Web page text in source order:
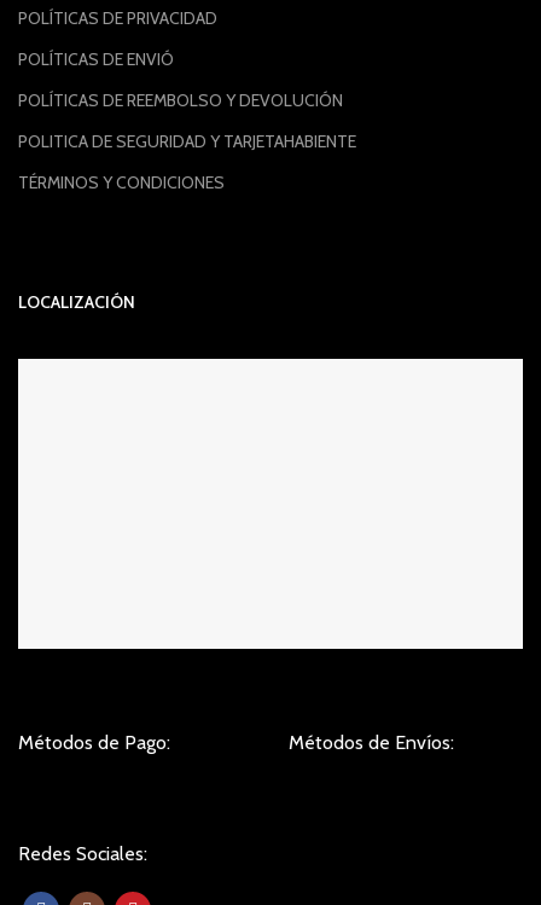
POLÍTICAS DE PRIVACIDAD
POLÍTICAS DE ENVIÓ
POLÍTICAS DE REEMBOLSO Y DEVOLUCIÓN
POLITICA DE SEGURIDAD Y TARJETAHABIENTE
TÉRMINOS Y CONDICIONES
LOCALIZACIÓN
Métodos de Pago: Métodos de Envíos:
Redes Sociales: